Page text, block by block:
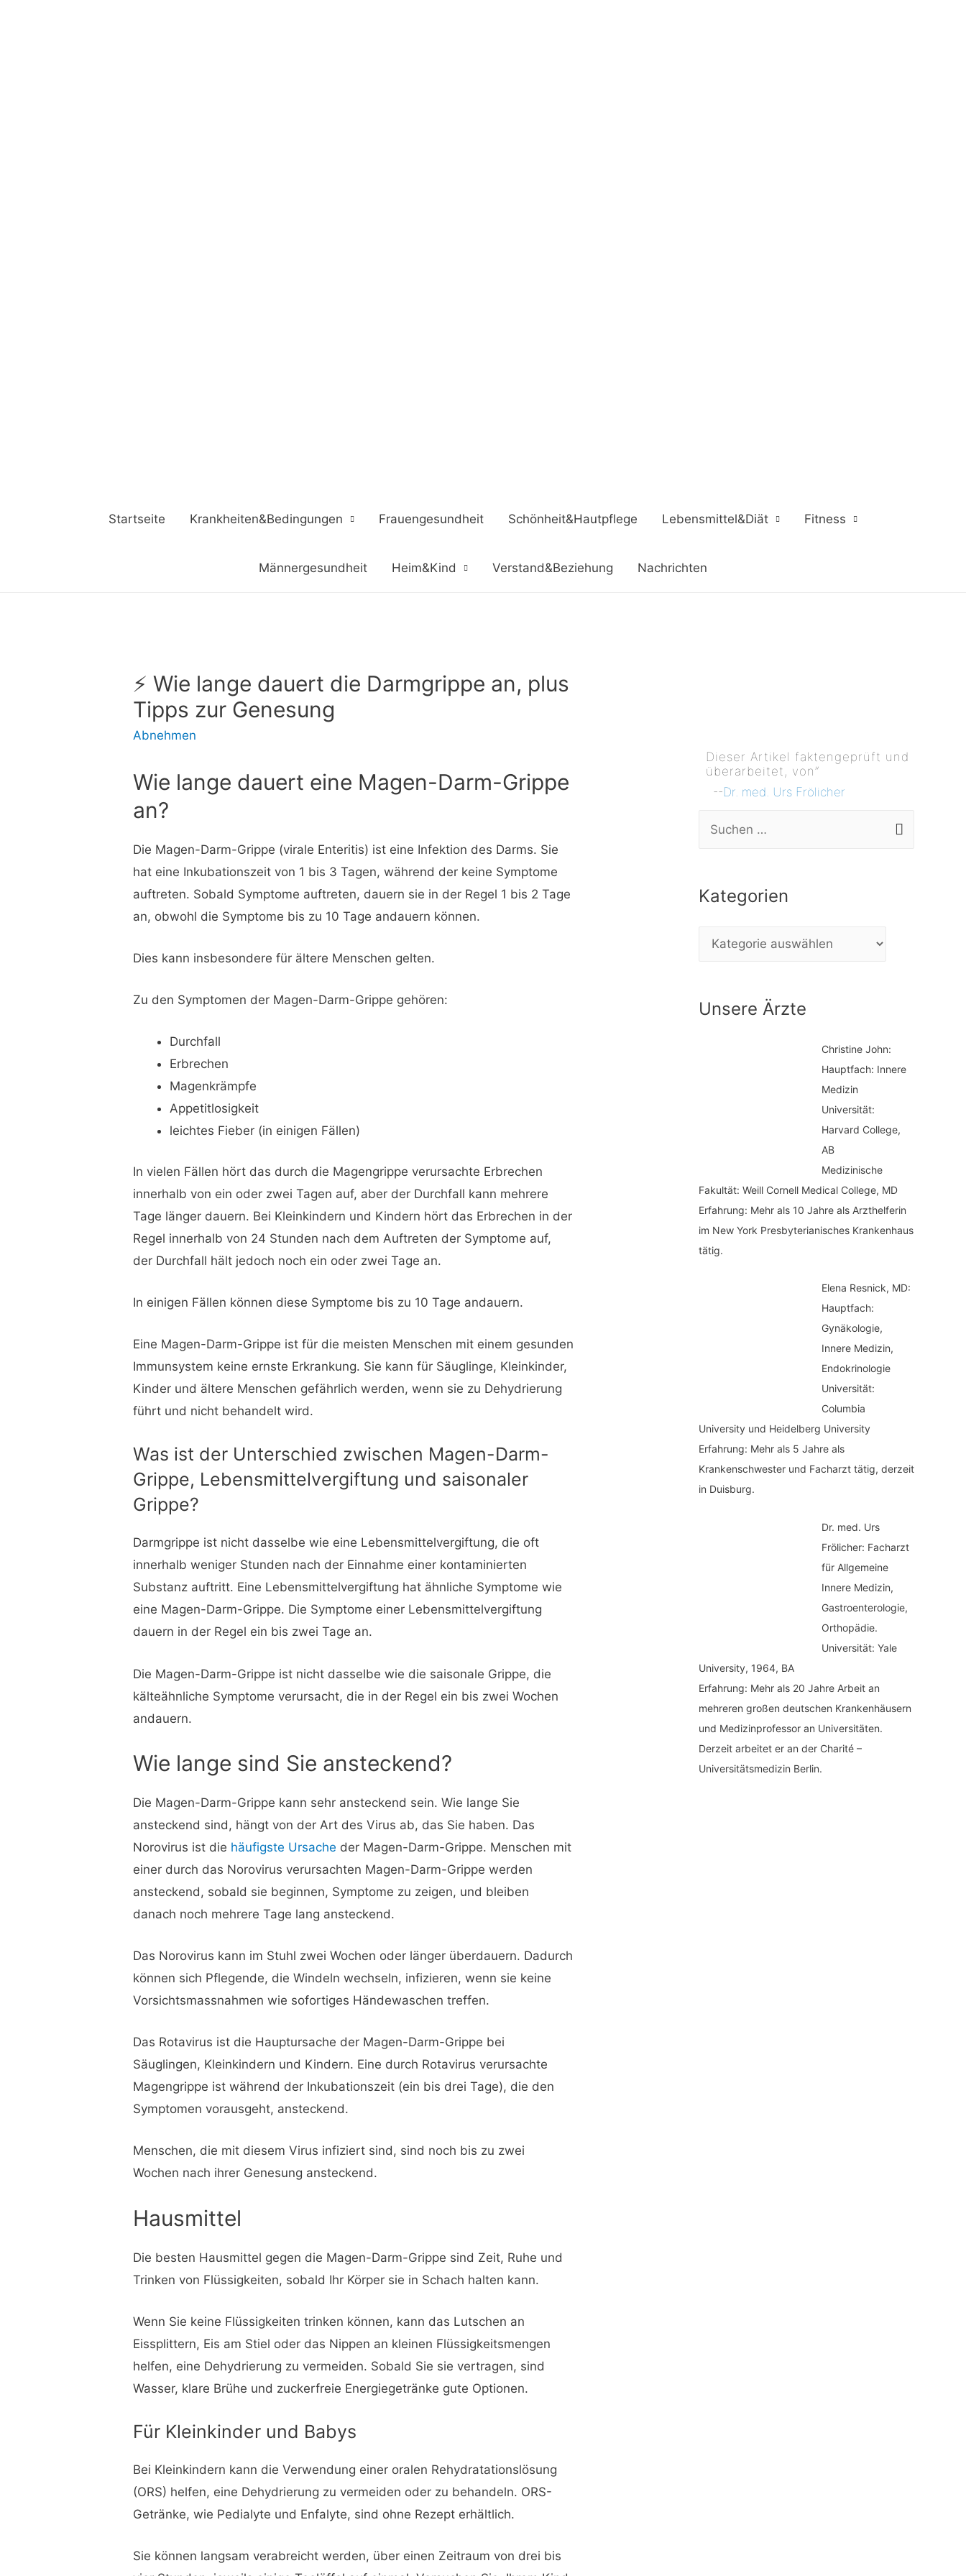
Startseite Krankheiten&Bedingungen Frauengesundheit Schönheit&Hautpflege Lebensmittel&Diät Fitness
Männergesundheit Heim&Kind Verstand&Beziehung Nachrichten
⚡ Wie lange dauert die Darmgrippe an, plus
Tipps zur Genesung
Abnehmen
Wie lange dauert eine Magen-Darm-Grippe
an?
Die Magen-Darm-Grippe (virale Enteritis) ist eine Infektion des Darms. Sie
hat eine Inkubationszeit von 1 bis 3 Tagen, während der keine Symptome
auftreten. Sobald Symptome auftreten, dauern sie in der Regel 1 bis 2 Tage
an, obwohl die Symptome bis zu 10 Tage andauern können.
Dies kann insbesondere für ältere Menschen gelten.
Zu den Symptomen der Magen-Darm-Grippe gehören:
Durchfall
Erbrechen
Magenkrämpfe
Appetitlosigkeit
leichtes Fieber (in einigen Fällen)
In vielen Fällen hört das durch die Magengrippe verursachte Erbrechen
innerhalb von ein oder zwei Tagen auf, aber der Durchfall kann mehrere
Tage länger dauern. Bei Kleinkindern und Kindern hört das Erbrechen in der
Regel innerhalb von 24 Stunden nach dem Auftreten der Symptome auf,
der Durchfall hält jedoch noch ein oder zwei Tage an.
In einigen Fällen können diese Symptome bis zu 10 Tage andauern.
Eine Magen-Darm-Grippe ist für die meisten Menschen mit einem gesunden
Immunsystem keine ernste Erkrankung. Sie kann für Säuglinge, Kleinkinder,
Kinder und ältere Menschen gefährlich werden, wenn sie zu Dehydrierung
führt und nicht behandelt wird.
Was ist der Unterschied zwischen Magen-Darm-
Grippe, Lebensmittelvergiftung und saisonaler
Grippe?
Darmgrippe ist nicht dasselbe wie eine Lebensmittelvergiftung, die oft
innerhalb weniger Stunden nach der Einnahme einer kontaminierten
Substanz auftritt. Eine Lebensmittelvergiftung hat ähnliche Symptome wie
eine Magen-Darm-Grippe. Die Symptome einer Lebensmittelvergiftung
dauern in der Regel ein bis zwei Tage an.
Die Magen-Darm-Grippe ist nicht dasselbe wie die saisonale Grippe, die
kälteähnliche Symptome verursacht, die in der Regel ein bis zwei Wochen
andauern.
Wie lange sind Sie ansteckend?
Die Magen-Darm-Grippe kann sehr ansteckend sein. Wie lange Sie
ansteckend sind, hängt von der Art des Virus ab, das Sie haben. Das
Norovirus ist die häufigste Ursache der Magen-Darm-Grippe. Menschen mit
einer durch das Norovirus verursachten Magen-Darm-Grippe werden
ansteckend, sobald sie beginnen, Symptome zu zeigen, und bleiben
danach noch mehrere Tage lang ansteckend.
Das Norovirus kann im Stuhl zwei Wochen oder länger überdauern. Dadurch
können sich Pflegende, die Windeln wechseln, infizieren, wenn sie keine
Vorsichtsmassnahmen wie sofortiges Händewaschen treffen.
Das Rotavirus ist die Hauptursache der Magen-Darm-Grippe bei
Säuglingen, Kleinkindern und Kindern. Eine durch Rotavirus verursachte
Magengrippe ist während der Inkubationszeit (ein bis drei Tage), die den
Symptomen vorausgeht, ansteckend.
Menschen, die mit diesem Virus infiziert sind, sind noch bis zu zwei
Wochen nach ihrer Genesung ansteckend.
Hausmittel
Die besten Hausmittel gegen die Magen-Darm-Grippe sind Zeit, Ruhe und
Trinken von Flüssigkeiten, sobald Ihr Körper sie in Schach halten kann.
Wenn Sie keine Flüssigkeiten trinken können, kann das Lutschen an
Eissplittern, Eis am Stiel oder das Nippen an kleinen Flüssigkeitsmengen
helfen, eine Dehydrierung zu vermeiden. Sobald Sie sie vertragen, sind
Wasser, klare Brühe und zuckerfreie Energiegetränke gute Optionen.
Für Kleinkinder und Babys
Bei Kleinkindern kann die Verwendung einer oralen Rehydratationslösung
(ORS) helfen, eine Dehydrierung zu vermeiden oder zu behandeln. ORS-
Getränke, wie Pedialyte und Enfalyte, sind ohne Rezept erhältlich.
Sie können langsam verabreicht werden, über einen Zeitraum von drei bis
Dieser Artikel faktengeprüft und
überarbeitet, von”
--Dr. med. Urs Frölicher
h
c
Kategorien
e
Unsere Ärzte
Christine John:
Hauptfach: Innere
Medizin
Universität:
Harvard College,
AB
Medizinische
Fakultät: Weill Cornell Medical College, MD
Erfahrung: Mehr als 10 Jahre als Arzthelferin
im New York Presbyterianisches Krankenhaus
tätig.
Elena Resnick, MD:
Hauptfach:
Gynäkologie,
Innere Medizin,
Endokrinologie
Universität:
Columbia
University und Heidelberg University
Erfahrung: Mehr als 5 Jahre als
Krankenschwester und Facharzt tätig, derzeit
in Duisburg.
Dr. med. Urs
Frölicher: Facharzt
für Allgemeine
Innere Medizin,
Gastroenterologie,
Orthopädie.
Universität: Yale
University, 1964, BA
Erfahrung: Mehr als 20 Jahre Arbeit an
mehreren großen deutschen Krankenhäusern
und Medizinprofessor an Universitäten.
Derzeit arbeitet er an der Charité –
Universitätsmedizin Berlin.